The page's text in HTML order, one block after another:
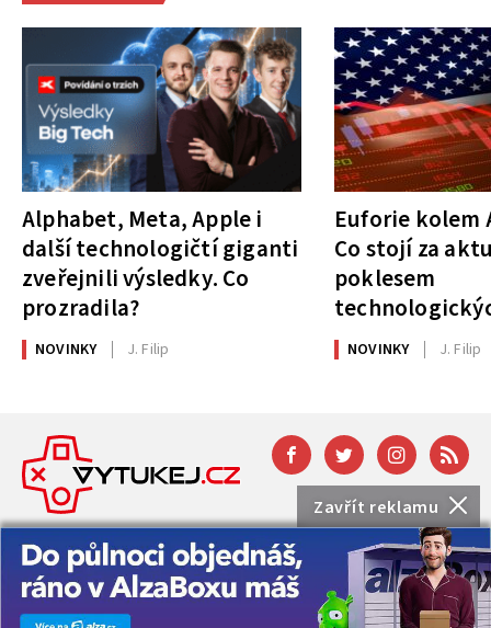
Zavřít reklamu
Alphabet, Meta, Apple i
další technologičtí giganti
zveřejnili výsledky. Co
prozradila?
NOVINKY J. Filip
Euforie kolem
Co stojí za
poklesem
NOVINKY J. Filip